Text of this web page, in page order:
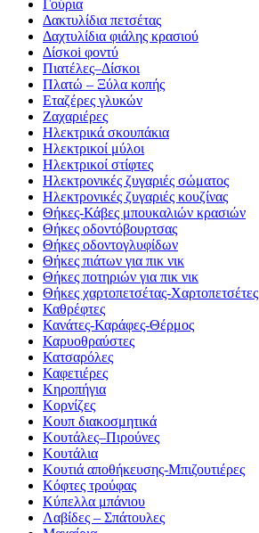
Γούρια
Δακτυλίδια πετσέτας
Δαχτυλίδια φιάλης κρασιού
Δίσκοi φοντύ
Πιατέλες–Δίσκοι
Πλατώ – Ξύλα κοπής
Εταζέρες γλυκών
Ζαχαριέρες
Ηλεκτρικά σκουπάκια
Ηλεκτρικοί μύλοι
Ηλεκτρικοί στίφτες
Ηλεκτρονικές ζυγαριές σώματος
Ηλεκτρονικές ζυγαριές κουζίνας
Θήκες-Κάβες μπουκαλιών κρασιών
Θήκες οδοντόβουρτσας
Θήκες οδοντογλυφίδων
Θήκες πιάτων για πικ νικ
Θήκες ποτηριών για πικ νικ
Θήκες χαρτοπετσέτας-Χαρτοπετσέτες
Καθρέφτες
Κανάτες-Καράφες-Θέρμος
Καρυοθραύστες
Κατσαρόλες
Καφετιέρες
Κηροπήγια
Κορνίζες
Κουπ διακοσμητικά
Κουτάλες–Πιρούνες
Κουτάλια
Κουτιά αποθήκευσης-Μπιζουτιέρες
Κόφτες τρούφας
Κύπελλα μπάνιου
Λαβίδες – Σπάτουλες